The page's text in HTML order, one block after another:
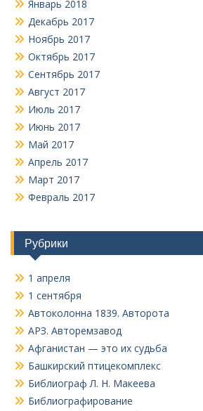
Январь 2018
Декабрь 2017
Ноябрь 2017
Октябрь 2017
Сентябрь 2017
Август 2017
Июль 2017
Июнь 2017
Май 2017
Апрель 2017
Март 2017
Февраль 2017
Рубрики
1 апреля
1 сентября
Автоколонна 1839. Авторота
АРЗ. Авторемзавод
Афганистан — это их судьба
Башкирский птицекомплекс
Библиограф Л. Н. Макеева
Библиографирование